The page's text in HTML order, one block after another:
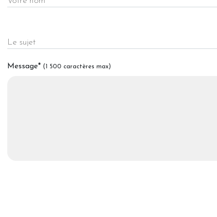
Le sujet
Message* (1 500 caractères max)